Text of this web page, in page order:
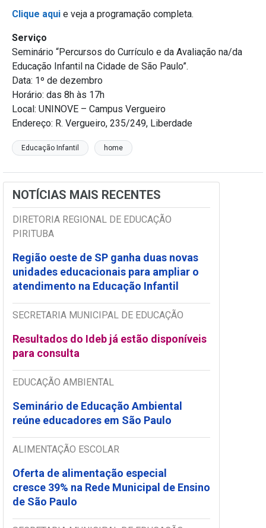
Clique aqui e veja a programação completa.
Serviço
Seminário “Percursos do Currículo e da Avaliação na/da
Educação Infantil na Cidade de São Paulo”.
Data: 1º de dezembro
Horário: das 8h às 17h
Local: UNINOVE – Campus Vergueiro
Endereço: R. Vergueiro, 235/249, Liberdade
Educação Infantil home
NOTÍCIAS MAIS RECENTES
DIRETORIA REGIONAL DE EDUCAÇÃO
PIRITUBA
Região oeste de SP ganha duas novas
unidades educacionais para ampliar o
atendimento na Educação Infantil
SECRETARIA MUNICIPAL DE EDUCAÇÃO
Resultados do Ideb já estão disponíveis
para consulta
EDUCAÇÃO AMBIENTAL
Seminário de Educação Ambiental
reúne educadores em São Paulo
ALIMENTAÇÃO ESCOLAR
Oferta de alimentação especial
cresce 39% na Rede Municipal de Ensino
de São Paulo